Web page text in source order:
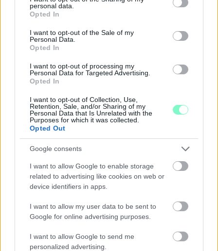
grant or deny consent to Google and its third-party tags to
use your data for below specified purposes in below Google
consent section.
personal data.
Opted In
I want to opt-out of the Sale of my
Personal Data.
Opted In
I want to opt-out of processing my
Personal Data for Targeted Advertising.
Opted In
I want to opt-out of Collection, Use,
Retention, Sale, and/or Sharing of my
Personal Data that Is Unrelated with the
Purposes for which it was collected.
Opted Out
Google consents
I want to allow Google to enable storage
related to advertising like cookies on web or
device identifiers in apps.
I want to allow my user data to be sent to
Google for online advertising purposes.
I want to allow Google to send me
personalized advertising.
KIVÁLÓ PROGRAM VÁR MINDENKIT EZEN A HÉTVÉGÉN
GYŐRBEN
Majka koncert, jóga szeánsz, “borhajózás” és egy csomó minden
Szólj hozzá!